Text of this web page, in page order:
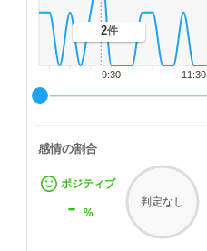
11:30
9:30
2件
感情の割合
ポジティブ
- %
判定なし